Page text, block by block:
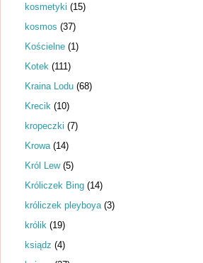
kosmetyki (15)
kosmos (37)
Kościelne (1)
Kotek (111)
Kraina Lodu (68)
Krecik (10)
kropeczki (7)
Krowa (14)
Król Lew (5)
Króliczek Bing (14)
króliczek pleyboya (3)
królik (19)
ksiądz (4)